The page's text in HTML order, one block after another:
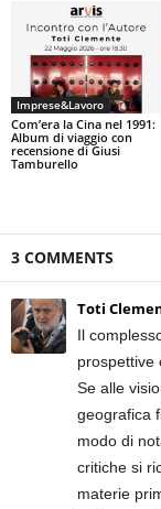
Imprese&Lavoro
Com’era la Cina nel 1991:
Album di viaggio con
recensione di Giusi
Tamburello
3 COMMENTS
Toti
Il
prospettive
Se alle
geografica
modo di
critiche si
materie